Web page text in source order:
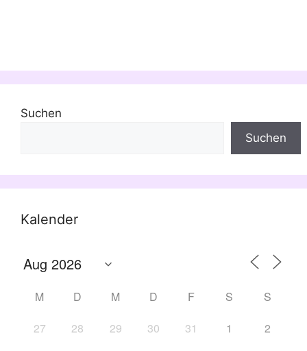
Suchen
Suchen
Kalender
M D M D F S
S
27
28 29 30 31 1 2